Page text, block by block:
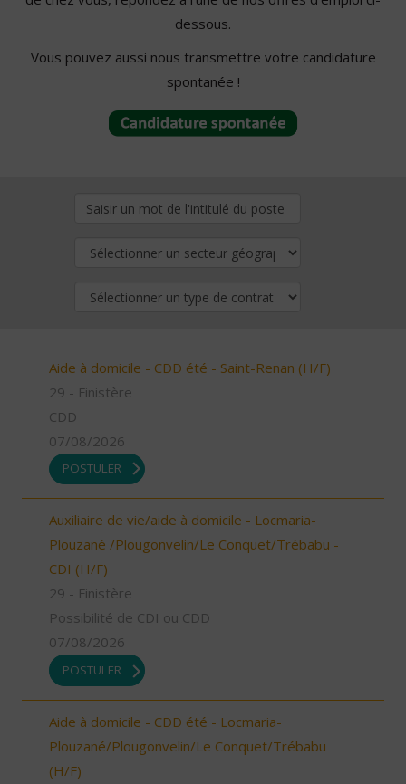
dessous.
Vous pouvez aussi nous transmettre votre candidature
spontanée !
Aide à domicile - CDD été - Saint-Renan (H/F)
29 - Finistère
CDD
07/08/2026
POSTULER
Auxiliaire de vie/aide à domicile - Locmaria-
Plouzané /Plougonvelin/Le Conquet/Trébabu -
CDI (H/F)
29 - Finistère
Possibilité de CDI ou CDD
07/08/2026
POSTULER
Aide à domicile - CDD été - Locmaria-
Plouzané/Plougonvelin/Le Conquet/Trébabu
(H/F)